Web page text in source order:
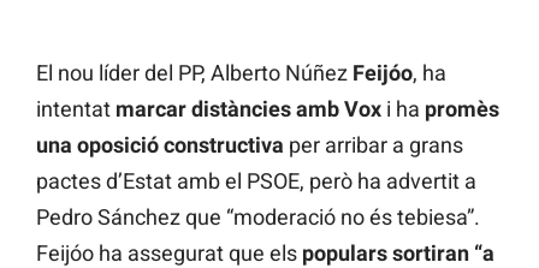
El nou líder del PP, Alberto Núñez Feijóo, ha
intentat marcar distàncies amb Vox i ha promès
una oposició constructiva per arribar a grans
pactes d’Estat amb el PSOE, però ha advertit a
Pedro Sánchez que “moderació no és tebiesa”.
Feijóo ha assegurat que els populars sortiran “a